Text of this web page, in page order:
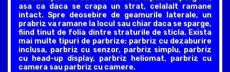
asa ca daca se crapa un strat, celalalt ramane
intact. Spre deosebire de geamurile laterale, un
prabriz va ramane la locul sau chiar daca se sparge,
fiind tinut de folia dintre straturile de sticla. Exista
mai multe tipuri de parbrize: parbriz cu dezaburire
inclusa, parbriz cu senzor, parbriz simplu, parbriz
cu head-up display, parbriz heliomat, parbriz cu
camera sau parbriz cu camere.